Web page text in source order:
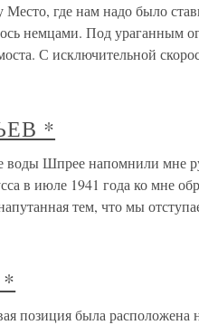
где нам надо было
немцами. Под ураганным
С исключительной
*
Шпрее напомнили мне
в июле 1941 года ко мне
тем, что мы
была расположена